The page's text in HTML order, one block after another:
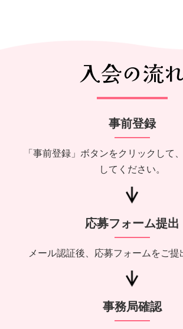
入会の流
事前登録
「事前登録」ボタンをクリックして
してください。
応募フォーム提出
メール認証後、応募フォームをご提
事務局確認